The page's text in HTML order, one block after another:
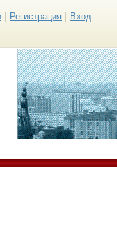
Регистрация Вход